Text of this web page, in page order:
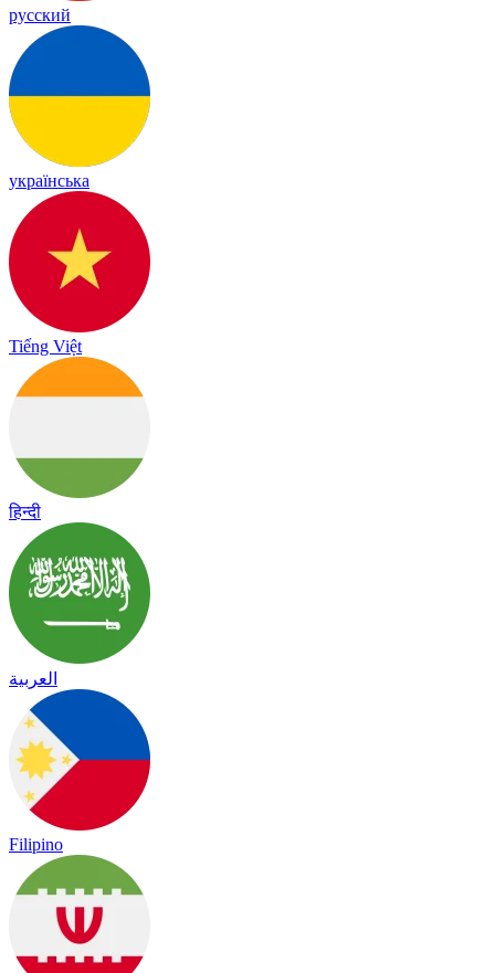
русский
українська
Tiếng Việt
हिन्दी
العربية
Filipino